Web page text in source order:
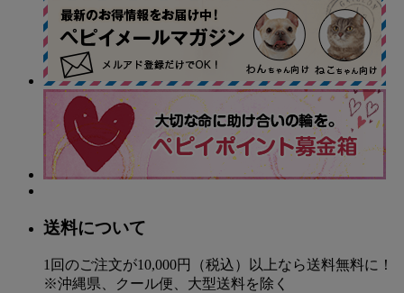
送料について
1回のご注文が10,000円（税込）以上なら送料無料に！
※沖縄県、クール便、大型送料を除く